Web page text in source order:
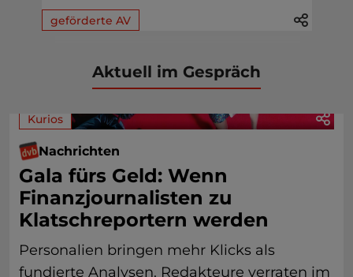
geförderte AV
Aktuell im Gespräch
Kurios
Nachrichten
Gala fürs Geld: Wenn
Finanzjournalisten zu
Klatschreportern werden
Personalien bringen mehr Klicks als
fundierte Analysen. Redakteure verraten im